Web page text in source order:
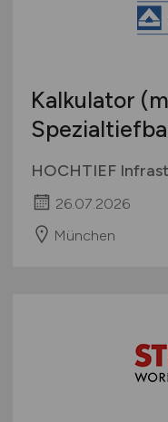
Kalkulator
HOCHTIEF
26.07.2026
München